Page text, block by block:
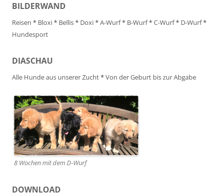
BILDERWAND
Reisen * Bloxi* Bellis* Doxi*A-Wurf* B-Wurf*C-Wurf* D-Wurf*
Hundesport
DIASCHAU
Alle Hunde aus unserer Zucht*Von der Geburt bis zur Abgabe
8 Wochen mit dem D-Wurf
DOWNLOAD